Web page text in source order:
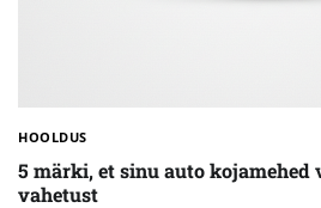
HOOLDUS
5 märki, et sinu auto kojamehed
vahetust